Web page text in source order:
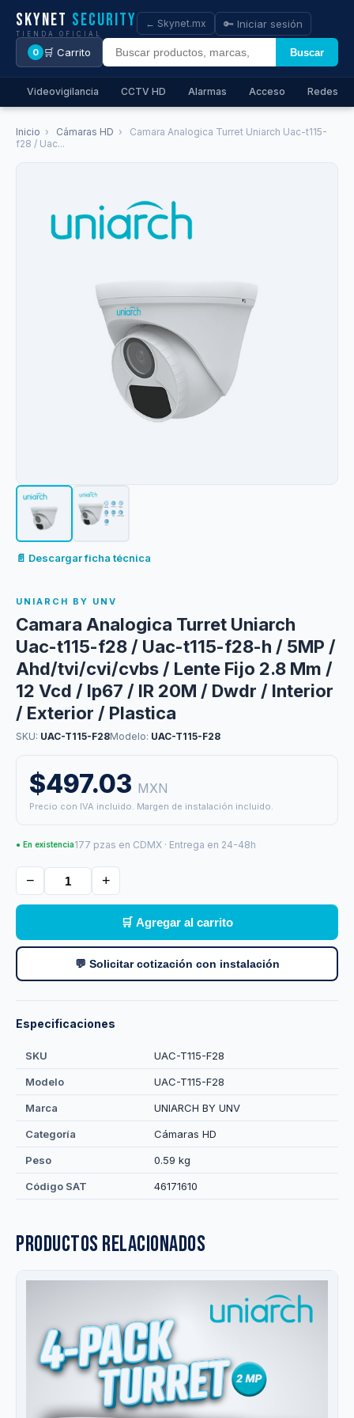
Skynet Security
TIENDA OFICIAL
Buscar
← Skynet.mx 🔑 Iniciar sesión
0 🛒 Carrito
Videovigilancia CCTV HD Alarmas Acceso Redes
Inicio › Cámaras HD ›
Camara Analogica Turret Uniarch Uac-t115-
f28 / Uac...
📄 Descargar ficha técnica
UNIARCH BY UNV
Camara Analogica Turret Uniarch
Uac-t115-f28 / Uac-t115-f28-h / 5MP /
Ahd/tvi/cvi/cvbs / Lente Fijo 2.8 Mm /
12 Vcd / Ip67 / IR 20M / Dwdr / Interior
/ Exterior / Plastica
SKU: UAC-T115-F28Modelo: UAC-T115-F28
$497.03 MXN
Precio con IVA incluido. Margen de instalación incluido.
● En existencia177 pzas en CDMX · Entrega en 24-48h
− +
🛒 Agregar al carrito
💬 Solicitar cotización con instalación
Especificaciones
SKU UAC-T115-F28
Modelo UAC-T115-F28
Marca UNIARCH BY UNV
Categoría Cámaras HD
Peso 0.59 kg
Código SAT 46171610
Productos relacionados